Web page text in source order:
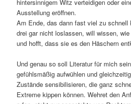
hintersinnigem Witz verteidigen oder
Ausstellung eröffnen.
Am Ende, das dann fast viel zu
drei gar nicht loslassen, will wissen,
und hofft, dass sie es den Häschern
Und genau so soll Literatur für mich
gefühlsmäßig aufwühlen und
Zustände sensibilisieren, die ganz
Extreme kippen können. Wehret den